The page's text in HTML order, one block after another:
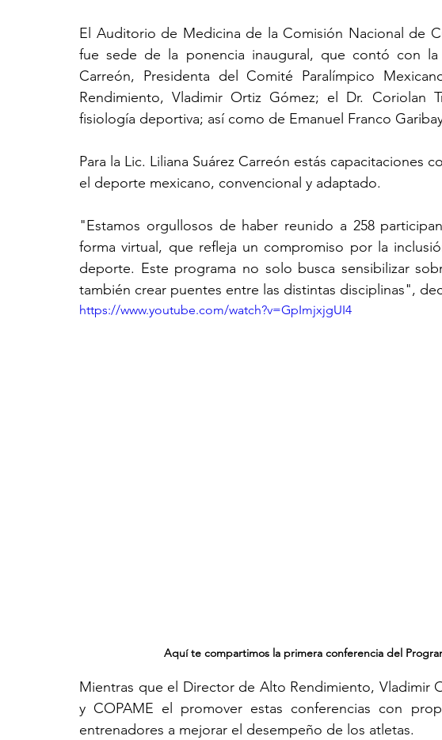
El Auditorio de Medicina de la Comisión Nacional de
fue sede de la ponencia inaugural, que contó con la
Carreón, Presidenta del Comité Paralímpico
Rendimiento, Vladimir Ortiz Gómez; el Dr. Coriolan
fisiología deportiva; así como de Emanuel Franco
Para la Lic. Liliana Suárez Carreón estás capacitaciones
el deporte mexicano, convencional y adaptado.
"Estamos orgullosos de haber reunido a 258
forma virtual, que refleja un compromiso por la
deporte. Este programa no solo busca sensibilizar
también crear puentes entre las distintas disciplinas",
https://www.youtube.com/watch?v=GpImjxjgUI4
Aquí te compartimos la primera conferencia del
Mientras que el Director de Alto Rendimiento, Vladimir
y COPAME el promover estas conferencias con
entrenadores a mejorar el desempeño de los atletas.